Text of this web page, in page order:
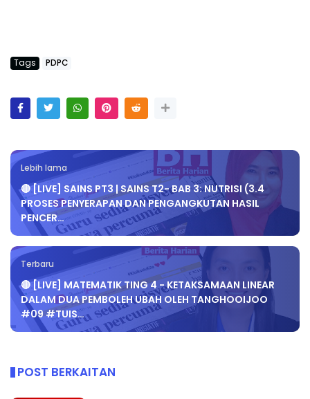
Tags PDPC
Lebih lama
🔴 [LIVE] SAINS PT3 | SAINS T2- BAB 3: NUTRISI (3.4
PROSES PENYERAPAN DAN PENGANGKUTAN HASIL
PENCER…
Terbaru
🔴 [LIVE] MATEMATIK TING 4 - KETAKSAMAAN LINEAR
DALAM DUA PEMBOLEH UBAH OLEH TANGHOOIJOO
#09 #TUIS…
POST BERKAITAN